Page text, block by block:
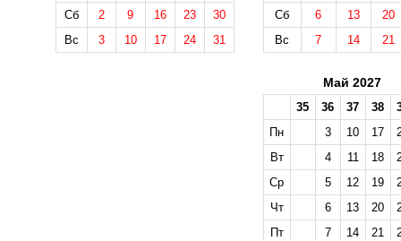
Сб
2 9 16 23
30
Вс
3 10 17 24 31
Сб
6 13
20
Вс
7 14 21
Май 2027
35 36 37 38
Пн
3 10 17
Вт
4 11 18
Ср
5 12 19
Чт
6 13 20
Пт
7 14 21